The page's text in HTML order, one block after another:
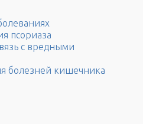
псориаза
с вредными
болезней кишечника